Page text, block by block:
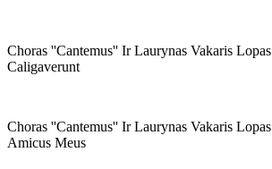
Choras ''cantemus'' Ir Laurynas Vakaris Lopas
Caligaverunt
Choras ''cantemus'' Ir Laurynas Vakaris Lopas
Amicus Meus